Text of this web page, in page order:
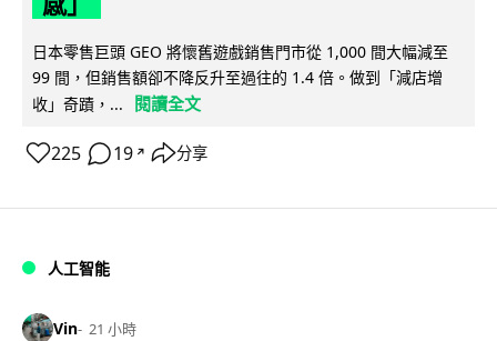
日本零售巨頭 GEO 將懷舊遊戲銷售門市從 1,000 間大幅減至
99 間，但銷售額卻不降反升至過往的 1.4 倍。做到「減店增
收」奇蹟，...
閱讀全文
225 19 ↗ 分享
人工智能
Vin 21 小時